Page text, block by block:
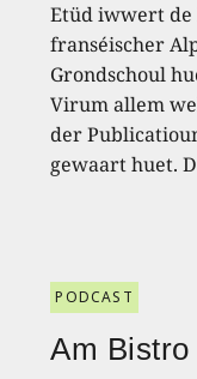
Etüd iwwert
franséischer
Grondschoul
Virum allem
der
gewaart huet.
PODCAST
Am